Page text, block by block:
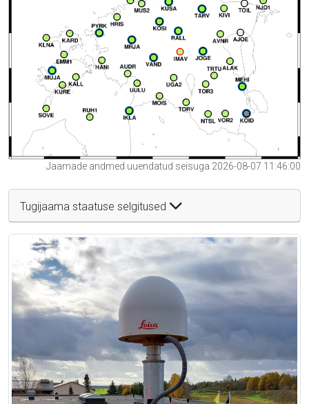
Jaamade andmed uuendatud seisuga 2026-08-07 11:46:00
Tugijaama staatuse selgitused